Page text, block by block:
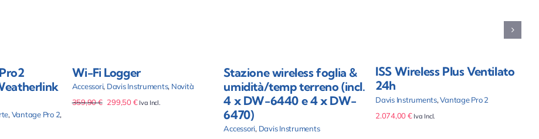
,Vantage Pro 2,
Wi-Fi Logger
Accessori, Davis Instruments, Novità
359,90€ Il299,50 €IlIva Incl.
Stazione wireless foglia &
umidità/temp terreno (incl.
4 x DW-6440 e 4 x DW-
6470)
Accessori, Davis Instruments
ISS Wireless Plus Ventilato
24h
Davis Instruments,Vantage Pro 2
2.074,00 € Iva Incl.